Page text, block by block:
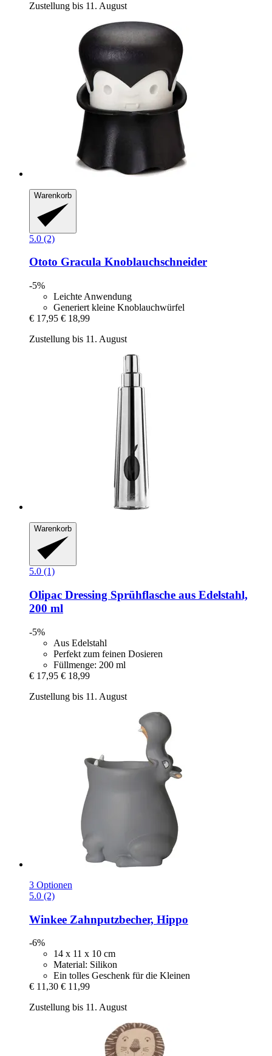
Zustellung bis 11. August
Warenkorb
5.0 (2)
Ototo Gracula Knoblauchschneider
-5%
Leichte Anwendung
Generiert kleine Knoblauchwürfel
€ 17,95 € 18,99
Zustellung bis 11. August
Warenkorb
5.0 (1)
Olipac Dressing Sprühflasche aus Edelstahl,
200 ml
-5%
Aus Edelstahl
Perfekt zum feinen Dosieren
Füllmenge: 200 ml
€ 17,95 € 18,99
Zustellung bis 11. August
3 Optionen
5.0 (2)
Winkee Zahnputzbecher, Hippo
-6%
14 x 11 x 10 cm
Material: Silikon
Ein tolles Geschenk für die Kleinen
€ 11,30 € 11,99
Zustellung bis 11. August